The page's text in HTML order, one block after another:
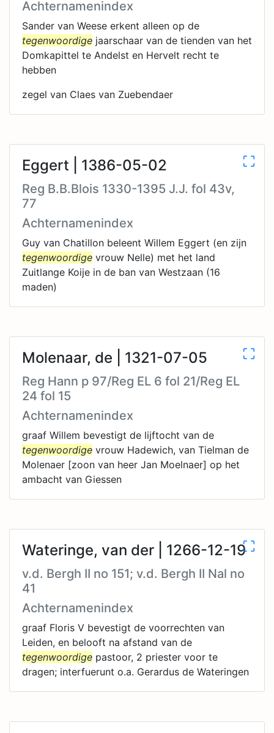
Achternamenindex
Sander van Weese erkent alleen op de
tegenwoordige jaarschaar van de tienden van het
Domkapittel te Andelst en Hervelt recht te
hebben
zegel van Claes van Zuebendaer
Eggert | 1386-05-02
Reg B.B.Blois 1330-1395 J.J. fol 43v,
77
Achternamenindex
Guy van Chatillon beleent Willem Eggert (en zijn
tegenwoordige vrouw Nelle) met het land
Zuitlange Koije in de ban van Westzaan (16
maden)
Molenaar, de | 1321-07-05
Reg Hann p 97/Reg EL 6 fol 21/Reg EL
24 fol 15
Achternamenindex
graaf Willem bevestigt de lijftocht van de
tegenwoordige vrouw Hadewich, van Tielman de
Molenaer [zoon van heer Jan Moelnaer] op het
ambacht van Giessen
Wateringe, van der | 1266-12-19
v.d. Bergh II no 151; v.d. Bergh II Nal no
41
Achternamenindex
graaf Floris V bevestigt de voorrechten van
Leiden, en belooft na afstand van de
tegenwoordige pastoor, 2 priester voor te
dragen; interfuerunt o.a. Gerardus de Wateringen